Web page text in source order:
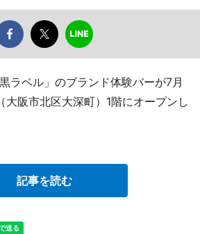
ラベル」のブランド体験バーが7月
大阪市北区大深町）1階にオープンし
記事を読む